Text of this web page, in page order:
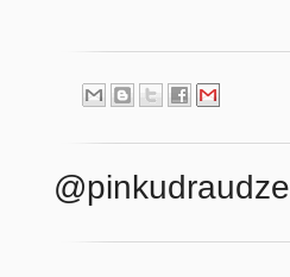
@pinkudraudze